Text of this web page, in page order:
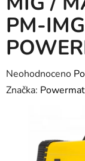
PM-
Průměrné
hodnocení
Neohodnoceno
Značka: Powermat